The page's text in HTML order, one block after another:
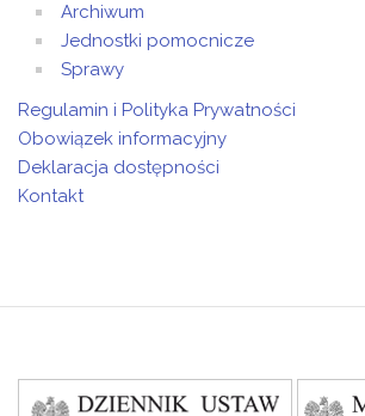
Archiwum
Jednostki pomocnicze
Sprawy
Regulamin i Polityka Prywatności
Obowiązek informacyjny
Deklaracja dostępności
Kontakt